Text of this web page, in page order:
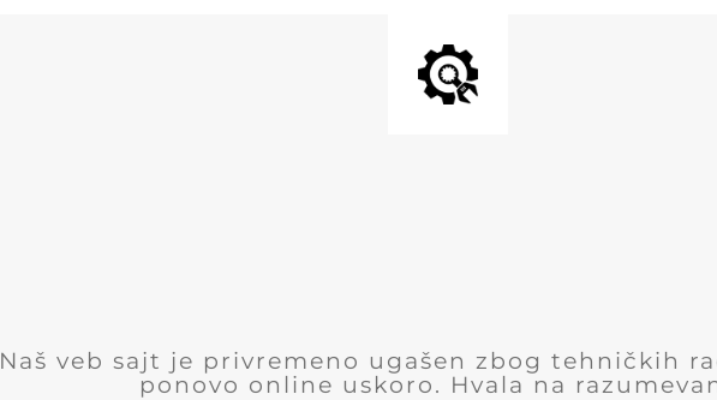
Naš veb sajt je privremeno ugašen zbog tehničkih
ponovo online uskoro. Hvala na